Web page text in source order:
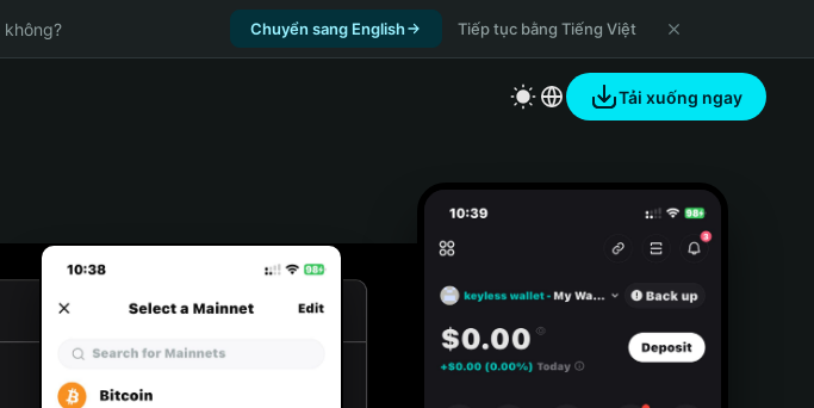
không? Chuyển sang English Tiếp tục bằng Tiếng Việt
Tải xuống ngay